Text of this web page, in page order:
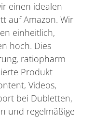
einen idealen
auf Amazon. Wir
einheitlich,
hoch. Dies
ratiopharm
Produkt
Videos,
bei Dubletten,
und regelmäßige